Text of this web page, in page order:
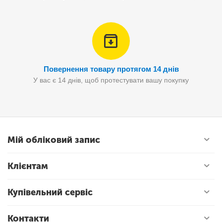
Повернення товару протягом 14 днів
У вас є 14 днів, щоб протестувати вашу покупку
Мій обліковий запис
Клієнтам
Купівельний сервіс
Контакти